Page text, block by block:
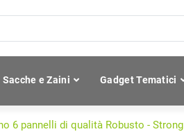
Sacche e Zaini Gadget Tematici
6 pannelli di qualità Robusto - Strong